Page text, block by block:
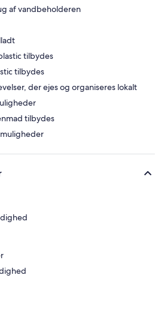
af vandbeholderen
tilbydes
tilbydes
der ejes og organiseres lokalt
tilbydes